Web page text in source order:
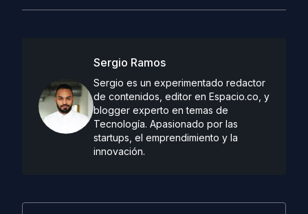
Sergio Ramos
Sergio es un experimentado redactor
de contenidos, editor en Espacio.co, y
blogger experto en temas de
Tecnología. Apasionado por las
startups, el emprendimiento y la
innovación.